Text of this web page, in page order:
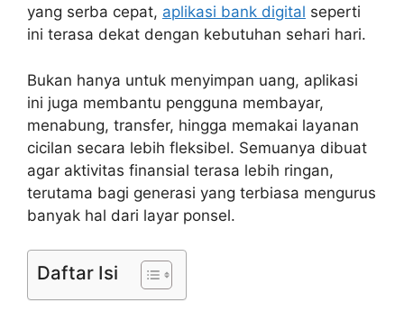
yang serba cepat, aplikasi bank digital seperti
ini terasa dekat dengan kebutuhan sehari hari.
Bukan hanya untuk menyimpan uang, aplikasi
ini juga membantu pengguna membayar,
menabung, transfer, hingga memakai layanan
cicilan secara lebih fleksibel. Semuanya dibuat
agar aktivitas finansial terasa lebih ringan,
terutama bagi generasi yang terbiasa mengurus
banyak hal dari layar ponsel.
Daftar Isi